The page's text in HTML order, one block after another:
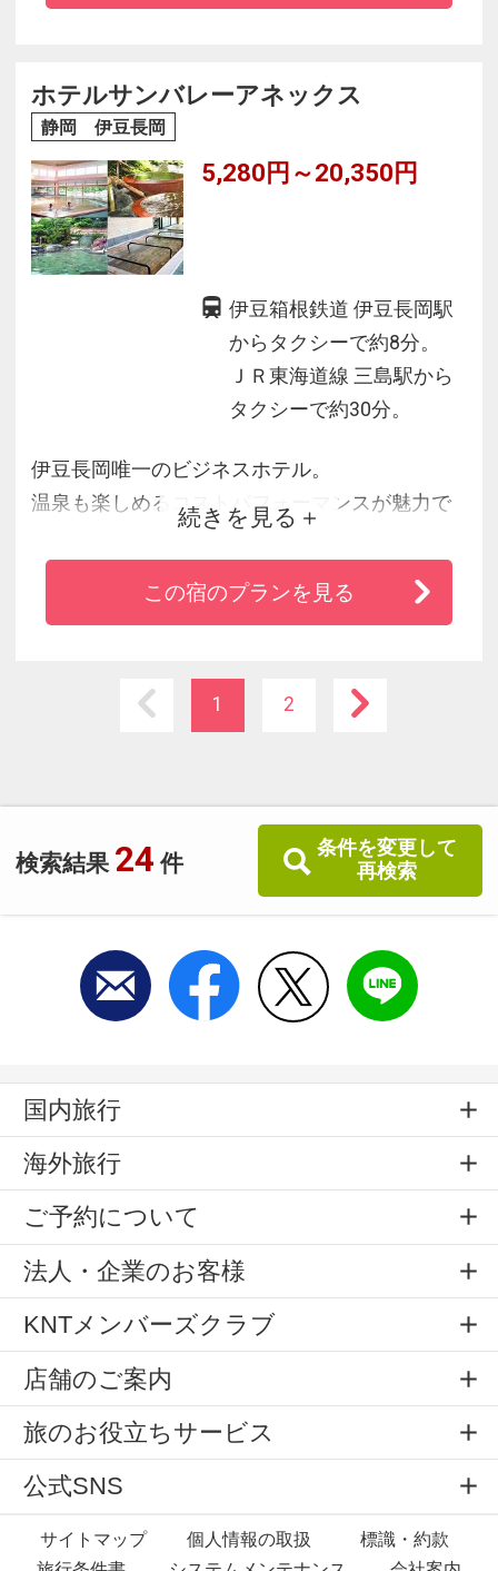
検索結果 24 件
条件を変更して
再検索
静岡・伊豆と地元食材を存分に生かした会席料
理をで存分にお楽しみいただけます。
ホテルサンバレーアネックス
静岡 伊豆長岡
5,280円～20,350円
伊豆箱根鉄道 伊豆長岡駅
からタクシーで約8分。
ＪＲ東海道線 三島駅から
タクシーで約30分。
伊豆長岡唯一のビジネスホテル。
温泉も楽しめるコストパフォーマンスが魅力で
☆伊豆箱根鉄道伊豆長岡駅より車7分。
☆全室無料Ｗｉ-Ｆｉ環境完備。駐車場有。
（無料シャトルバスあり（15：30～21：20・
7：00～10：00）時間内随時運行 本館迄約3分）
続きを見る
この宿のプランを見る
1 2
国内旅行
海外旅行
ご予約について
法人・企業のお客様
KNTメンバーズクラブ
店舗のご案内
旅のお役立ちサービス
公式SNS
サイトマップ 個人情報の取扱
標識・約款